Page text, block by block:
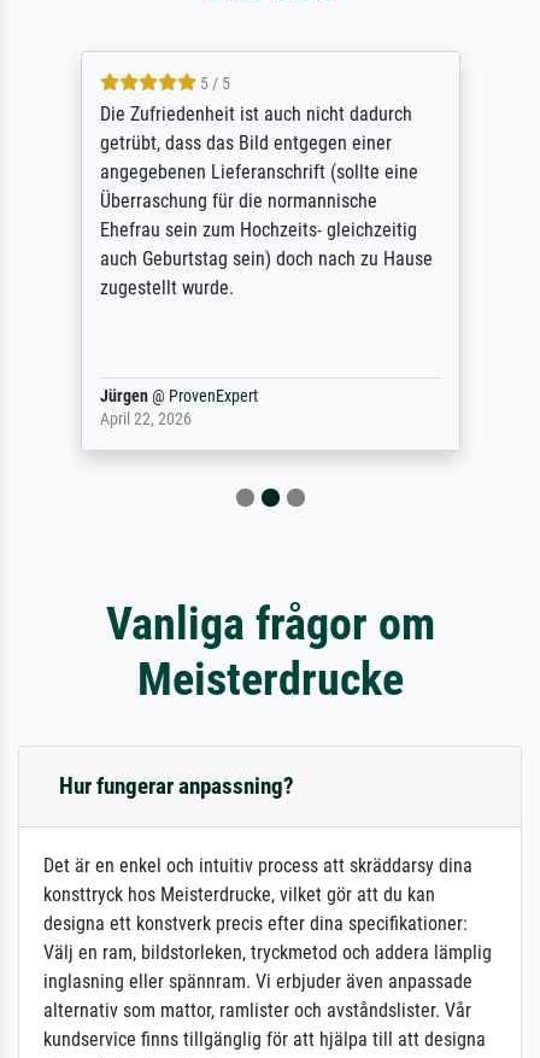
5 / 5
Die Zufriedenheit ist auch nicht dadurch
getrübt, dass das Bild entgegen einer
angegebenen Lieferanschrift (sollte eine
Überraschung für die normannische
Ehefrau sein zum Hochzeits- gleichzeitig
auch Geburtstag sein) doch nach zu Hause
zugestellt wurde.
Jürgen@ ProvenExpert
April 22, 2026
Vanliga frågor om
Meisterdrucke
Hur fungerar anpassning?
Det är en enkel och intuitiv process att skräddarsy dina
konsttryck hos Meisterdrucke, vilket gör att du kan
designa ett konstverk precis efter dina specifikationer:
Välj en ram, bildstorleken, tryckmetod och addera lämplig
inglasning eller spännram. Vi erbjuder även anpassade
alternativ som mattor, ramlister och avståndslister. Vår
kundservice finns tillgänglig för att hjälpa till att designa